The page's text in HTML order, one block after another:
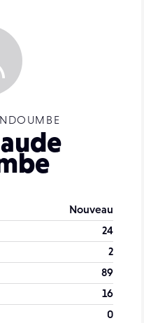
Nouveau
24
2
89
16
0